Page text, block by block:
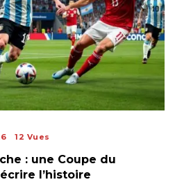
12 Vues
: une Coupe du
l’histoire